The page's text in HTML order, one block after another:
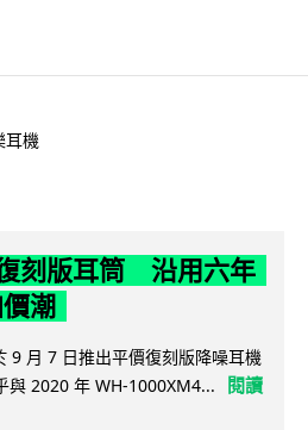
耳機
刻版耳筒 沿用六年
潮
9 月 7 日推出平價復刻版降噪耳機
與 2020 年 WH-1000XM4...
閱讀